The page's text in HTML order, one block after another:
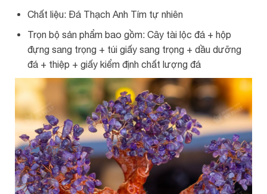
Chất liệu: Đá Thạch Anh Tím tự nhiên
Trọn bộ sản phẩm bao gồm: Cây tài lộc đá + hộp
đựng sang trọng + túi giấy sang trọng + dầu dưỡng
đá + thiệp + giấy kiểm định chất lượng đá